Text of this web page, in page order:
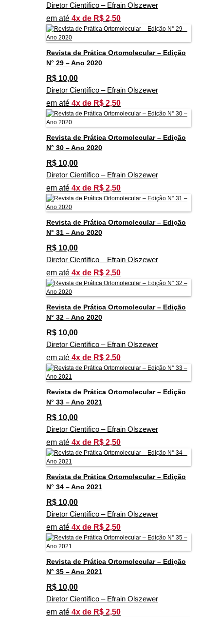
Diretor Científico – Efrain Olszewer
em até 4x de R$ 2,50
Revista de Prática Ortomolecular – Edição
N° 29 – Ano 2020
R$ 10,00
Diretor Científico – Efrain Olszewer
em até 4x de R$ 2,50
Revista de Prática Ortomolecular – Edição
N° 30 – Ano 2020
R$ 10,00
Diretor Científico – Efrain Olszewer
em até 4x de R$ 2,50
Revista de Prática Ortomolecular – Edição
N° 31 – Ano 2020
R$ 10,00
Diretor Científico – Efrain Olszewer
em até 4x de R$ 2,50
Revista de Prática Ortomolecular – Edição
N° 32 – Ano 2020
R$ 10,00
Diretor Científico – Efrain Olszewer
em até 4x de R$ 2,50
Revista de Prática Ortomolecular – Edição
N° 33 – Ano 2021
R$ 10,00
Diretor Científico – Efrain Olszewer
em até 4x de R$ 2,50
Revista de Prática Ortomolecular – Edição
N° 34 – Ano 2021
R$ 10,00
Diretor Científico – Efrain Olszewer
em até 4x de R$ 2,50
Revista de Prática Ortomolecular – Edição
N° 35 – Ano 2021
R$ 10,00
Diretor Científico – Efrain Olszewer
em até 4x de R$ 2,50